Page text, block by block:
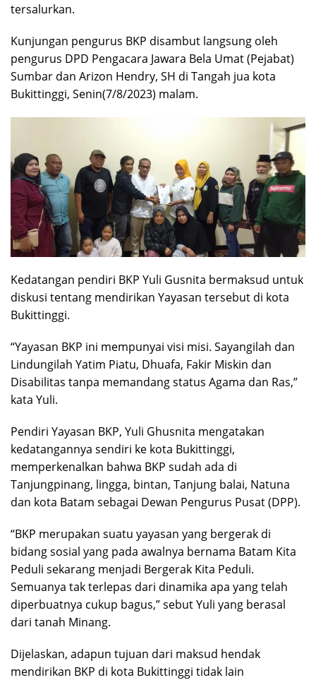
tersalurkan.
Kunjungan pengurus BKP disambut langsung oleh
pengurus DPD Pengacara Jawara Bela Umat (Pejabat)
Sumbar dan Arizon Hendry, SH di Tangah jua kota
Bukittinggi, Senin(7/8/2023) malam.
Kedatangan pendiri BKP Yuli Gusnita bermaksud untuk
diskusi tentang mendirikan Yayasan tersebut di kota
Bukittinggi.
“Yayasan BKP ini mempunyai visi misi. Sayangilah dan
Lindungilah Yatim Piatu, Dhuafa, Fakir Miskin dan
Disabilitas tanpa memandang status Agama dan Ras,”
kata Yuli.
Pendiri Yayasan BKP, Yuli Ghusnita mengatakan
kedatangannya sendiri ke kota Bukittinggi,
memperkenalkan bahwa BKP sudah ada di
Tanjungpinang, lingga, bintan, Tanjung balai, Natuna
dan kota Batam sebagai Dewan Pengurus Pusat (DPP).
“BKP merupakan suatu yayasan yang bergerak di
bidang sosial yang pada awalnya bernama Batam Kita
Peduli sekarang menjadi Bergerak Kita Peduli.
Semuanya tak terlepas dari dinamika apa yang telah
diperbuatnya cukup bagus,” sebut Yuli yang berasal
dari tanah Minang.
Dijelaskan, adapun tujuan dari maksud hendak
mendirikan BKP di kota Bukittinggi tidak lain